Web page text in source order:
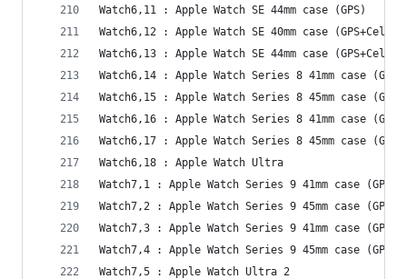
Watch6,11 : Apple Watch SE 44mm case (GPS)
Watch6,12 : Apple Watch SE 40mm case
Watch6,13 : Apple Watch SE 44mm case
Watch6,14 : Apple Watch Series 8 41mm case (GPS)
Watch6,15 : Apple Watch Series 8 45mm case (GPS)
Watch6,16 : Apple Watch Series 8 41mm case
Watch6,17 : Apple Watch Series 8 45mm case
Watch6,18 : Apple Watch Ultra
Watch7,1 : Apple Watch Series 9 41mm case (GPS)
Watch7,2 : Apple Watch Series 9 45mm case (GPS)
Watch7,3 : Apple Watch Series 9 41mm case
Watch7,4 : Apple Watch Series 9 45mm case
Watch7,5 : Apple Watch Ultra 2